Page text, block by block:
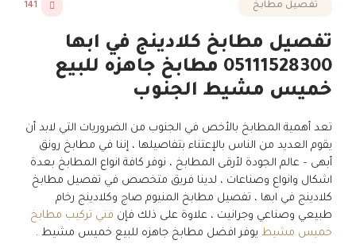
تفصيل مطابخ 141
تفصيل مطابخ كلادينج في ابها
05111528300 مطابخ جاهزه للبيع
خميس مشيط الجنوب
تعد أهمية المطابخ بالأخص في الجنوب من الضروريات التي لابد أن
يقوم العديد من الناس بالإعتناء بتفاصيلها ، إننا في مطابخ رونق
أبهى – عالم الجودة لأرقى المطابخ ، نوفر كافة انواع المطابخ بعدة
اشكال وانواع وصناعات ، لدينا فريق متخصص في تفصيل مطابخ
كلادينج في ابها ، تفصيل مطابخ المنيوم صاج وكلادينج رخام
طبيعي وصناعي وجرانيت ، علاوة على ذلك فإن فني تركيب مطابخ
خميس مشيط يوفر افضل مطابخ جاهزه للبيع خميس مشيط .